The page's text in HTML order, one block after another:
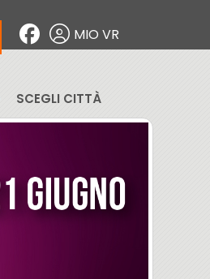
MIO VR
SCEGLI CITTÀ